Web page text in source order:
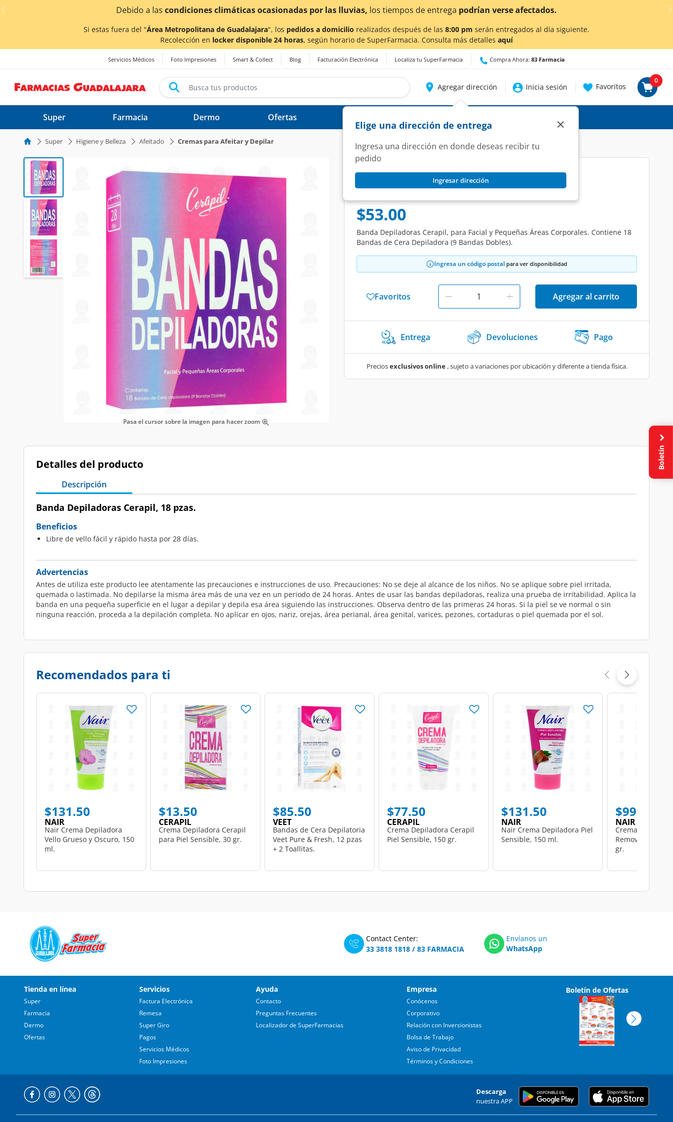
< div class="carousel-inner"> ¡Ahora también en Aguascalientes! Daclic aquípara conocer detalles.
Si estas fuera del "Área Metropolitana de Guadalajara", los pedidos a domicilio realizados después de las 8:00 pm serán entregados al día siguiente.
Recolección en locker disponible 24 horas, según horario de SuperFarmacia. Consulta más detalles aquí
Servicios Médicos Foto Impresiones Smart & Collect Blog Facturación Electrónica Localiza tu SuperFarmacia Compra Ahora: 83 Farmacia
Agregar dirección
Elige una dirección de entrega
Ingresa una dirección en donde deseas recibir tu
pedido
Ingresar dirección
×
Inicia sesión Favoritos
0
Super Farmacia Dermo Ofertas
Super Higiene y Belleza Afeitado Cremas para Afeitar y Depilar
Pasa el cursor sobre la imagen para hacer zoom
CERAPIL
Banda Depiladoras Cerapil, 18 pzas.
$53.00
Banda Depiladoras Cerapil, para Facial y Pequeñas Áreas Corporales. Contiene 18
Bandas de Cera Depiladora (9 Bandas Dobles).
Ingresa un código postal para ver disponibilidad
Favoritos Agregar al carrito
Entrega Devoluciones Pago
Preciosexclusivos online, sujeto a variaciones por ubicación y diferente a tienda física.
Detalles del producto
Descripción
Banda Depiladoras Cerapil, 18 pzas.
Beneficios
Libre de vello fácil y rápido hasta por 28 días.
Advertencias
Antes de utiliza este producto lee atentamente las precauciones e instrucciones de uso. Precauciones: No se deje al alcance de los niños. No se aplique sobre piel irritada,
quemada o lastimada. No depilarse la misma área más de una vez en un periodo de 24 horas. Antes de usar las bandas depiladoras, realiza una prueba de irritabilidad. Aplica la
banda en una pequeña superficie en el lugar a depilar y depila esa área siguiendo las instrucciones. Observa dentro de las primeras 24 horas. Si la piel se ve normal o sin
ninguna reacción, proceda a la depilación completa. No aplicar en ojos, nariz, orejas, área perianal, área genital, varices, pezones, cortaduras o piel quemada por el sol.
Recomendados para ti
$131.50
NAIR
Nair Crema Depiladora
Vello Grueso y Oscuro, 150
ml.
$13.50
CERAPIL
Crema Depiladora Cerapil
para Piel Sensible, 30 gr.
$85.50
VEET
Bandas de Cera Depilatoria
Veet Pure & Fresh, 12 pzas
+ 2 Toallitas.
$77.50
CERAPIL
Crema Depiladora Cerapil
Piel Sensible, 150 gr.
$131.50
NAIR
Nair Crema Depiladora Piel
Sensible, 150 ml.
$99.00
NAIR
Crema Facial
Removedora de
gr.
Contact Center:
33 3818 1818 / 83 FARMACIA
Envíanos un
WhatsApp
Tienda en línea
Super
Farmacia
Dermo
Ofertas
Servicios
Factura Electrónica
Remesa
Super Giro
Pagos
Servicios Médicos
Foto Impresiones
Ayuda
Contacto
Preguntas Frecuentes
Localizador de SuperFarmacias
Empresa
Conócenos
Corporativo
Relación con Inversionistas
Bolsa de Trabajo
Aviso de Privacidad
Términos y Condiciones
Boletín de Ofertas
Descarga
nuestra APP
Boletín